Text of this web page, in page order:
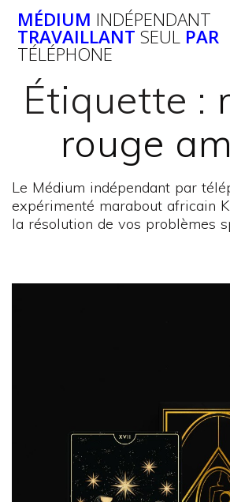
au
contenu
MÉDIUM INDÉPENDANT
TRAVAILLANT SEUL PAR
TÉLÉPHONE
Étiquette :
rouge
Le Médium indépendant par
expérimenté marabout africain
la résolution de vos problèmes